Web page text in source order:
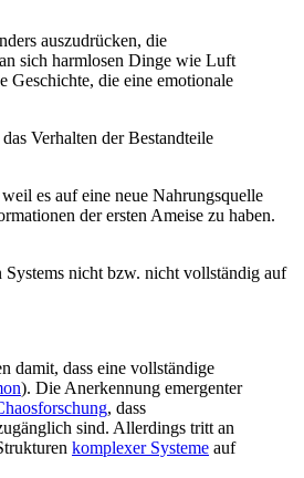
auszudrücken, die
sich harmlosen Dinge wie Luft
Geschichte, die eine emotionale
Verhalten der Bestandteile
es auf eine neue Nahrungsquelle
der ersten Ameise zu haben.
nicht bzw. nicht vollständig auf
damit, dass eine vollständige
). Die Anerkennung emergenter
, dass
sind. Allerdings tritt an
komplexer Systeme auf